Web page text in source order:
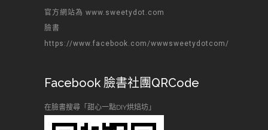
官方網站為 www.sweetydot.com
臉書
https://www.facebook.com/wwwsweetydotcom/
Facebook 臉書社團QRCode
在臉書搜尋「甜心一點DIY烘焙坊」